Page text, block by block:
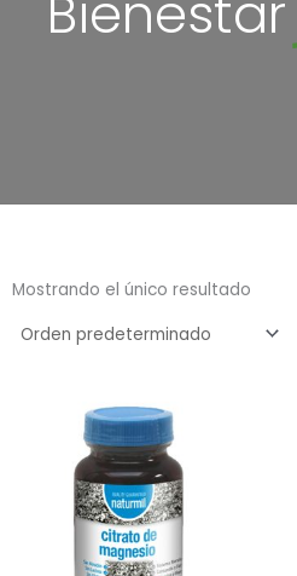
Bienestar
Mostrando el único resultado